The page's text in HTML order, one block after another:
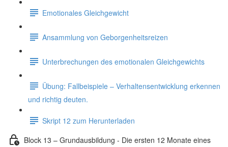
Emotionales Gleichgewicht
Ansammlung von Geborgenheitsreizen
Unterbrechungen des emotionalen Gleichgewichts
Übung: Fallbeispiele – Verhaltensentwicklung erkennen
und richtig deuten.
Skript 12 zum Herunterladen
Block 13 – Grundausbildung - Die ersten 12 Monate eines